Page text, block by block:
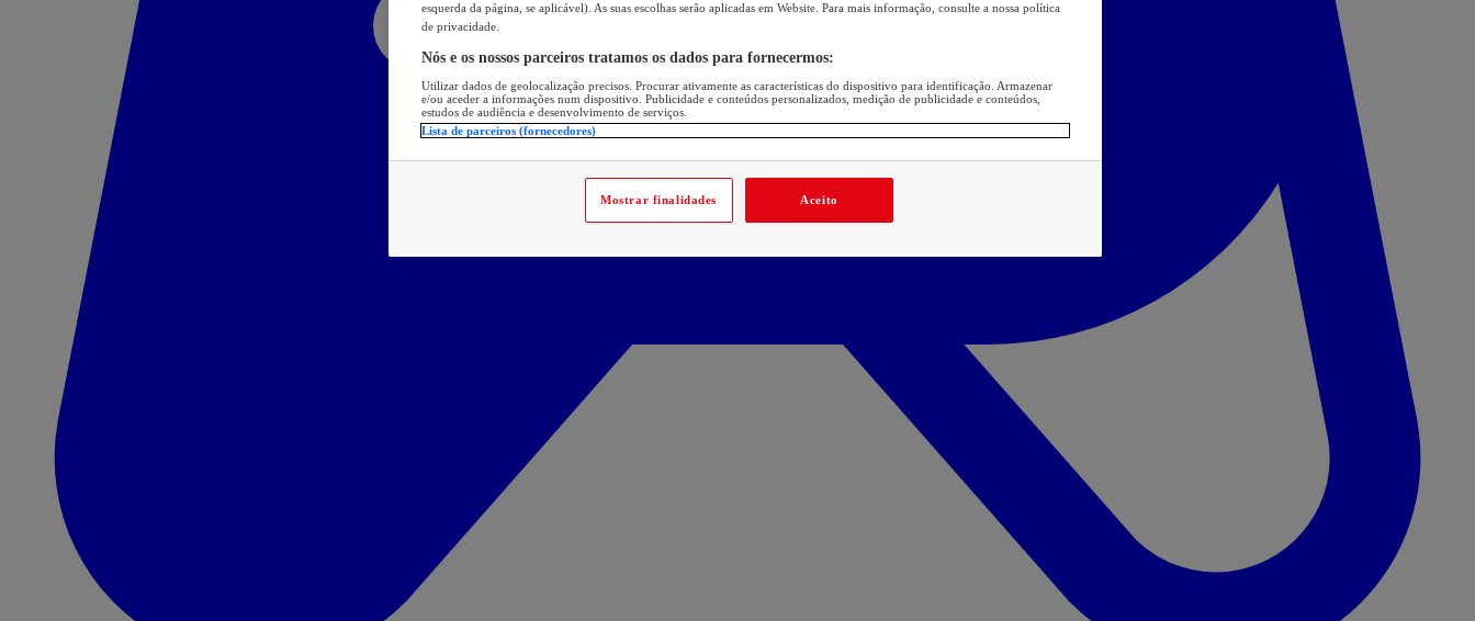
esquerda da página, se aplicável). As suas escolhas serão aplicadas em Website. Para mais informação, consulte a nossa política
de privacidade.
Nós e os nossos parceiros tratamos os dados para fornecermos:
Utilizar dados de geolocalização precisos. Procurar ativamente as características do dispositivo para identificação. Armazenar
e/ou aceder a informações num dispositivo. Publicidade e conteúdos personalizados, medição de publicidade e conteúdos,
estudos de audiência e desenvolvimento de serviços.
Lista de parceiros (fornecedores)
Mostrar finalidades Aceito